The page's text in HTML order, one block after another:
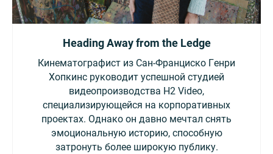
Heading Away from the Ledge
Кинематографист из Сан-Франциско Генри
Хопкинс руководит успешной студией
видеопроизводства H2 Video,
специализирующейся на корпоративных
проектах. Однако он давно мечтал снять
эмоциональную историю, способную
затронуть более широкую публику.